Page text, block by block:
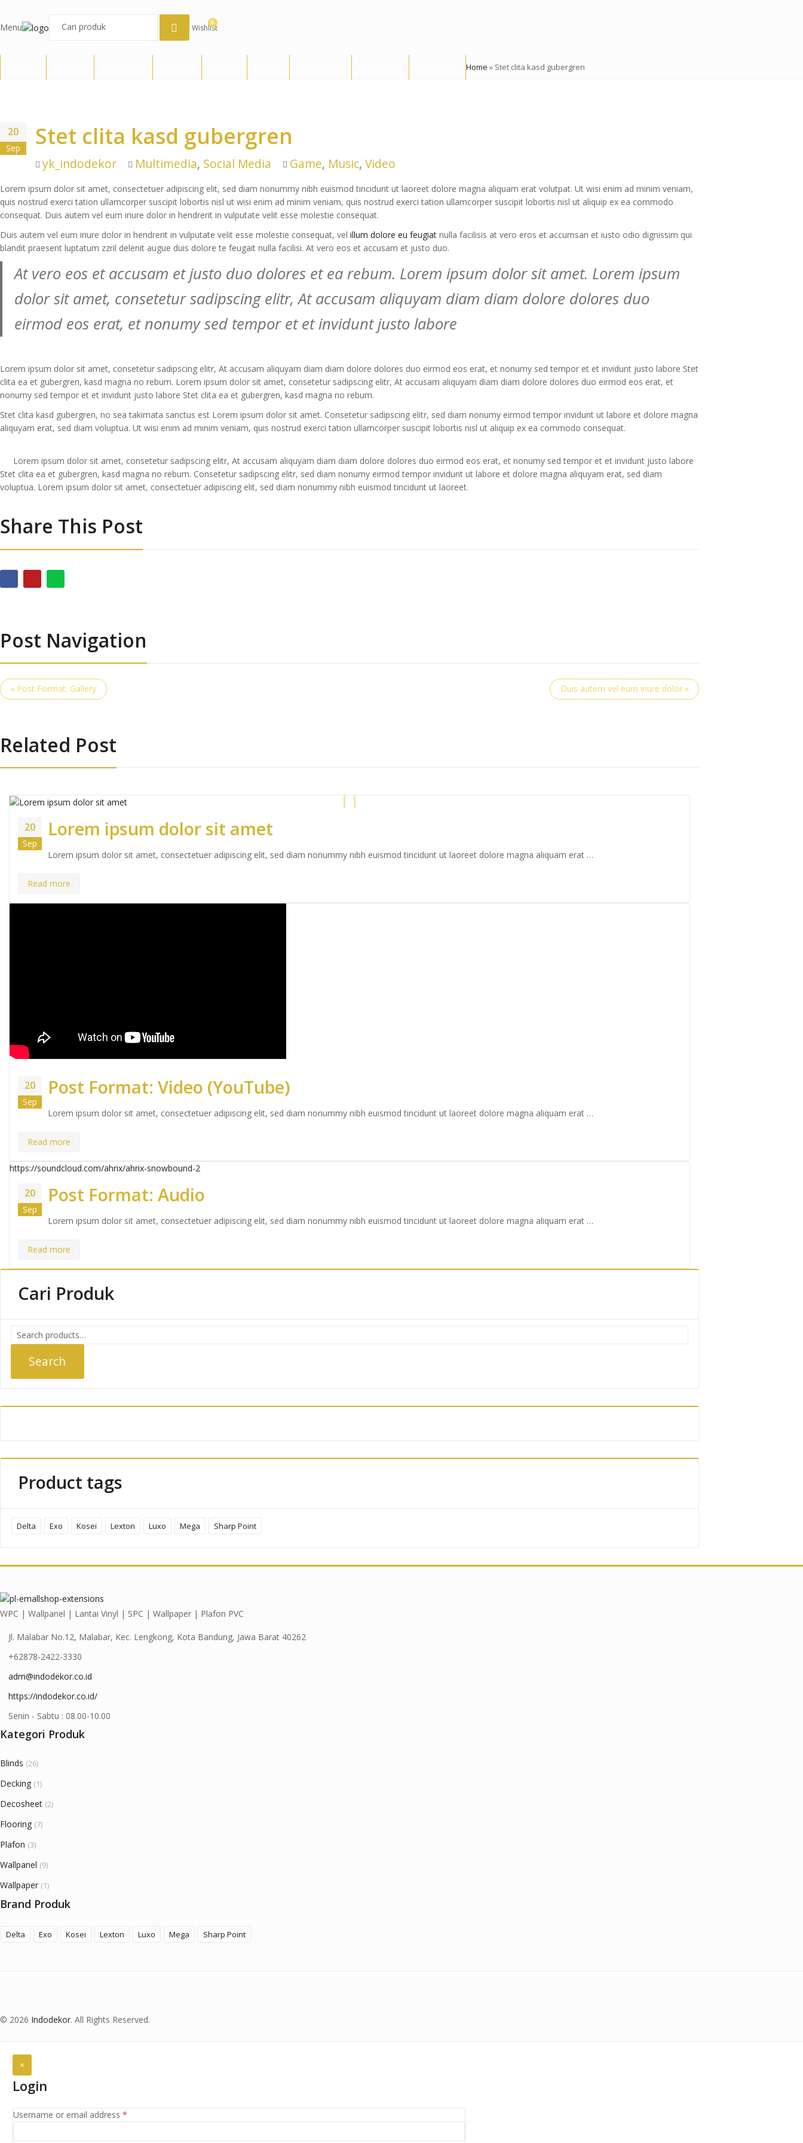
Menu 0
Wishlist
Home » Stet clita kasd gubergren
20
Sep Stet clita kasd gubergren
Author
yk_indodekor Categories
Multimedia, Social Media Tags
Game, Music,Video
Lorem ipsum dolor sit amet, consectetuer adipiscing elit, sed diam nonummy nibh euismod tincidunt ut laoreet dolore magna aliquam erat volutpat. Ut wisi enim ad minim veniam,
quis nostrud exerci tation ullamcorper suscipit lobortis nisl ut wisi enim ad minim veniam, quis nostrud exerci tation ullamcorper suscipit lobortis nisl ut aliquip ex ea commodo
consequat. Duis autem vel eum iriure dolor in hendrerit in vulputate velit esse molestie consequat.
Duis autem vel eum iriure dolor in hendrerit in vulputate velit esse molestie consequat, vel illum dolore eu feugiat nulla facilisis at vero eros et accumsan et iusto odio dignissim qui
blandit praesent luptatum zzril delenit augue duis dolore te feugait nulla facilisi. At vero eos et accusam et justo duo.
At vero eos et accusam et justo duo dolores et ea rebum. Lorem ipsum dolor sit amet. Lorem ipsum
dolor sit amet, consetetur sadipscing elitr, At accusam aliquyam diam diam dolore dolores duo
eirmod eos erat, et nonumy sed tempor et et invidunt justo labore
Lorem ipsum dolor sit amet, consetetur sadipscing elitr, At accusam aliquyam diam diam dolore dolores duo eirmod eos erat, et nonumy sed tempor et et invidunt justo labore Stet
clita ea et gubergren, kasd magna no rebum. Lorem ipsum dolor sit amet, consetetur sadipscing elitr, At accusam aliquyam diam diam dolore dolores duo eirmod eos erat, et
nonumy sed tempor et et invidunt justo labore Stet clita ea et gubergren, kasd magna no rebum.
Stet clita kasd gubergren, no sea takimata sanctus est Lorem ipsum dolor sit amet. Consetetur sadipscing elitr, sed diam nonumy eirmod tempor invidunt ut labore et dolore magna
aliquyam erat, sed diam voluptua. Ut wisi enim ad minim veniam, quis nostrud exerci tation ullamcorper suscipit lobortis nisl ut aliquip ex ea commodo consequat.
Lorem ipsum dolor sit amet, consetetur sadipscing elitr, At accusam aliquyam diam diam dolore dolores duo eirmod eos erat, et nonumy sed tempor et et invidunt justo labore
Stet clita ea et gubergren, kasd magna no rebum. Consetetur sadipscing elitr, sed diam nonumy eirmod tempor invidunt ut labore et dolore magna aliquyam erat, sed diam
voluptua. Lorem ipsum dolor sit amet, consectetuer adipiscing elit, sed diam nonummy nibh euismod tincidunt ut laoreet.
Share This Post
Post Navigation
« Post Format: Gallery Duis autem vel eum iriure dolor »
Related Post
20
Sep
Lorem ipsum dolor sit amet
Lorem ipsum dolor sit amet, consectetuer adipiscing elit, sed diam nonummy nibh euismod tincidunt ut laoreet dolore magna aliquam erat …
Read more
20
Sep
Post Format: Video (YouTube)
Lorem ipsum dolor sit amet, consectetuer adipiscing elit, sed diam nonummy nibh euismod tincidunt ut laoreet dolore magna aliquam erat …
Read more
https://soundcloud.com/ahrix/ahrix-snowbound-2
20
Sep
Post Format: Audio
Lorem ipsum dolor sit amet, consectetuer adipiscing elit, sed diam nonummy nibh euismod tincidunt ut laoreet dolore magna aliquam erat …
Read more
Cari Produk
Search
for:
Search
Product tags
Delta Exo Kosei Lexton Luxo Mega Sharp Point
WPC | Wallpanel | Lantai Vinyl | SPC | Wallpaper | Plafon PVC
Jl. Malabar No.12, Malabar, Kec. Lengkong, Kota Bandung, Jawa Barat 40262
+62878-2422-3330
adm@indodekor.co.id
https://indodekor.co.id/
Senin - Sabtu : 08.00-10.00
Kategori Produk
Blinds (26)
Decking (1)
Decosheet (2)
Flooring (7)
Plafon (3)
Wallpanel (9)
Wallpaper (1)
Brand Produk
Delta Exo Kosei Lexton Luxo Mega Sharp Point
© 2026 Indodekor. All Rights Reserved.
×
Login
Username or email address *